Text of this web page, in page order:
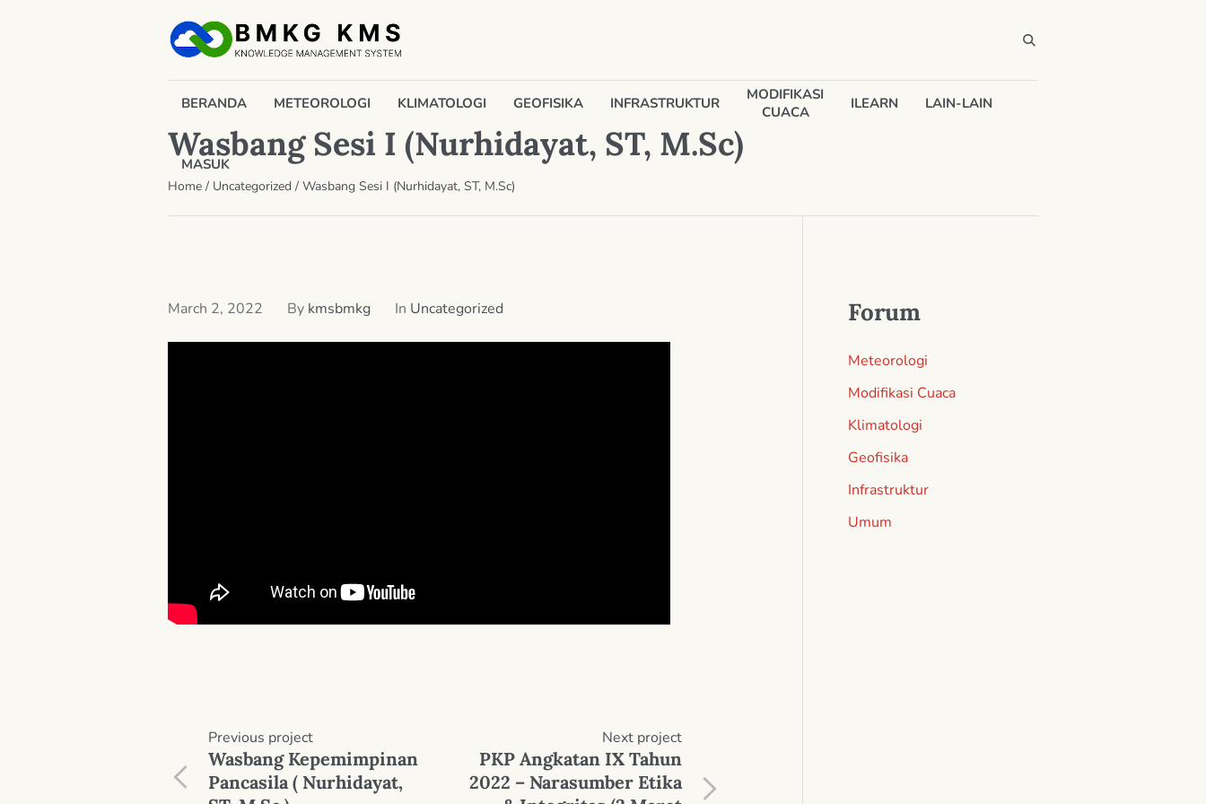
BERANDA METEOROLOGI KLIMATOLOGI GEOFISIKA INFRASTRUKTUR
MODIFIKASI
CUACA
ILEARN LAIN-LAIN
MASUK
Wasbang Sesi I (Nurhidayat, ST, M.Sc)
Home / Uncategorized / Wasbang Sesi I (Nurhidayat, ST, M.Sc)
March 2, 2022 By kmsbmkg In Uncategorized
Previous project
Wasbang Kepemimpinan
Pancasila ( Nurhidayat,
Next project
PKP Angkatan IX Tahun
2022 – Narasumber Etika
Forum
Meteorologi
Modifikasi Cuaca
Klimatologi
Geofisika
Infrastruktur
Umum